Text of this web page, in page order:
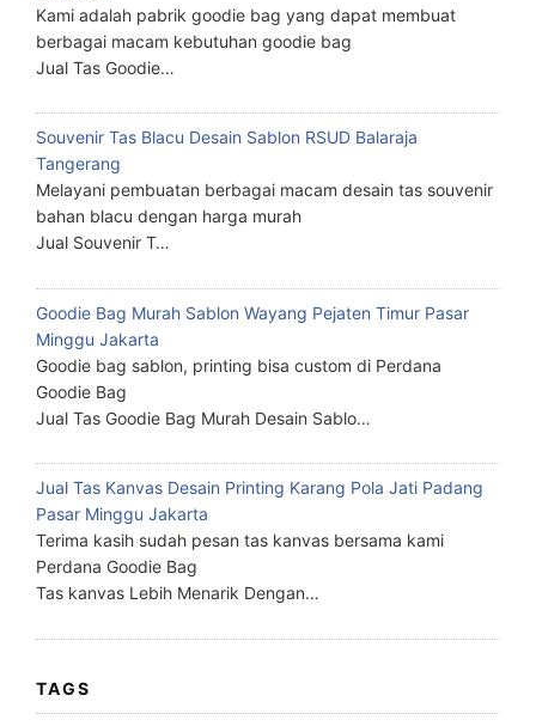
Kami adalah pabrik goodie bag yang dapat membuat
berbagai macam kebutuhan goodie bag
Jual Tas Goodie…
Souvenir Tas Blacu Desain Sablon RSUD Balaraja
Tangerang
Melayani pembuatan berbagai macam desain tas souvenir
bahan blacu dengan harga murah
Jual Souvenir T…
Goodie Bag Murah Sablon Wayang Pejaten Timur Pasar
Minggu Jakarta
Goodie bag sablon, printing bisa custom di Perdana
Goodie Bag
Jual Tas Goodie Bag Murah Desain Sablo…
Jual Tas Kanvas Desain Printing Karang Pola Jati Padang
Pasar Minggu Jakarta
Terima kasih sudah pesan tas kanvas bersama kami
Perdana Goodie Bag
Tas kanvas Lebih Menarik Dengan…
TAGS